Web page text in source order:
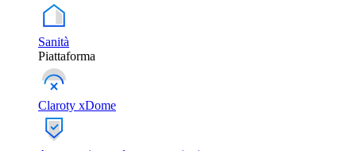
Sanità
Piattaforma
Claroty xDome